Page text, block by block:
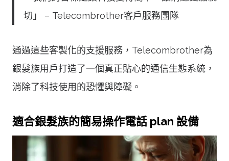
切」 – Telecombrother客戶服務團隊
通過這些客製化的支援服務，Telecombrother為
銀髮族用戶打造了一個真正貼心的通信生態系統，
消除了科技使用的恐懼與障礙。
適合銀髮族的簡易操作電話 plan 設備